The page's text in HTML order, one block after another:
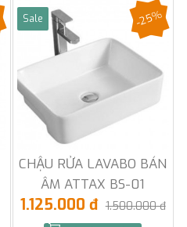
Sale
CHẬU RỬA LAVABO BÁN
ÂM ATTAX BS-01
-25%
1.125.000 đ 1.500.000 đ